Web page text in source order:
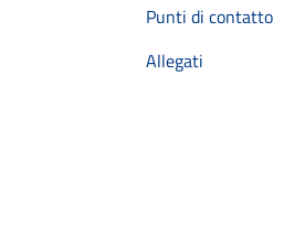
Punti di contatto
Allegati